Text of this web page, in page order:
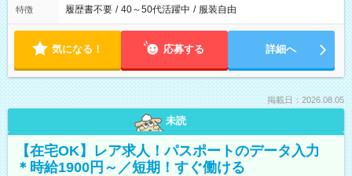
特徴 履歴書不要 / 40～50代活躍中 / 服装自由
気になる！ 応募する 詳細へ
掲載日：2026.08.05
未読
【在宅OK】レア求人！パスポートのデータ入力
＊時給1900円～／短期！すぐ働ける